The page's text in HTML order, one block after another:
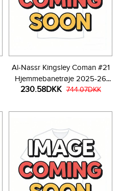
Al-Nassr Kingsley Coman #21
Hjemmebanetrøje 2025-26
Kortærmet
230.58DKK 744.07DKK